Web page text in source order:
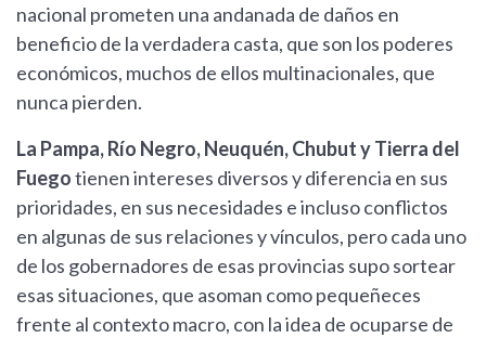
nacional prometen una andanada de daños en
beneficio de la verdadera casta, que son los poderes
económicos, muchos de ellos multinacionales, que
nunca pierden.
La Pampa, Río Negro, Neuquén, Chubut y Tierra del
Fuegotienen intereses diversos y diferencia en sus
prioridades, en sus necesidades e incluso conflictos
en algunas de sus relaciones y vínculos, pero cada uno
de los gobernadores de esas provincias supo sortear
esas situaciones, que asoman como pequeñeces
frente al contexto macro, con la idea de ocuparse de